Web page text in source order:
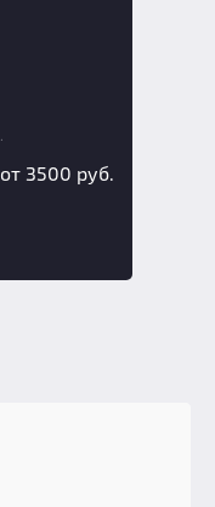
от 3500 руб.